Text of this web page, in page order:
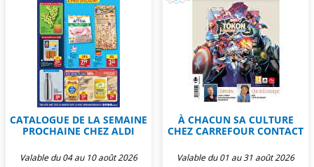
CATALOGUE DE LA SEMAINE
PROCHAINE CHEZ ALDI
Valable du 04 au 10 août 2026
À CHACUN SA CULTURE
CHEZ CARREFOUR CONTACT
Valable du 01 au 31 août 2026